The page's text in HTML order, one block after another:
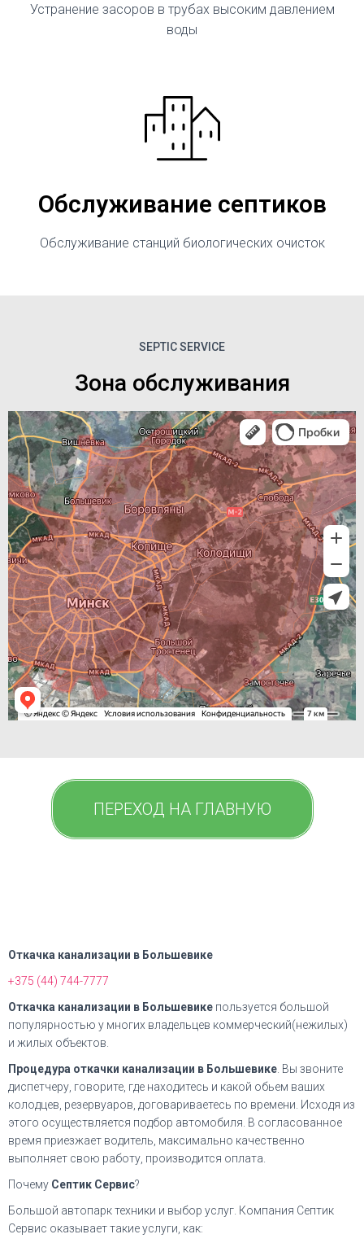
Устранение засоров в трубах высоким давлением
воды
Обслуживание септиков
Обслуживание станций биологических очисток
SEPTIC SERVICE
Зона обслуживания
ПЕРЕХОД НА ГЛАВНУЮ
Откачка канализации в Большевике
+375 (44) 744-7777
Откачка канализации в Большевике пользуется большой
популярностью у многих владельцев коммерческий(нежилых)
и жилых объектов.
Процедура откачки канализации в Большевике . Вы звоните
диспетчеру, говорите, где находитесь и какой обьем ваших
колодцев, резервуаров, договариваетесь по времени. Исходя из
этого осуществляется подбор автомобиля. В согласованное
время приезжает водитель, максимально качественно
выполняет свою работу, производится оплата.
Почему Септик Сервис?
Большой автопарк техники и выбор услуг. Компания Септик
Сервис оказывает такие услуги, как: